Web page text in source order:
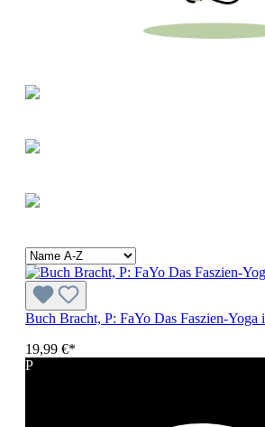
Buch Bracht, P: FaYo Das Faszien-
19,99 €*
P